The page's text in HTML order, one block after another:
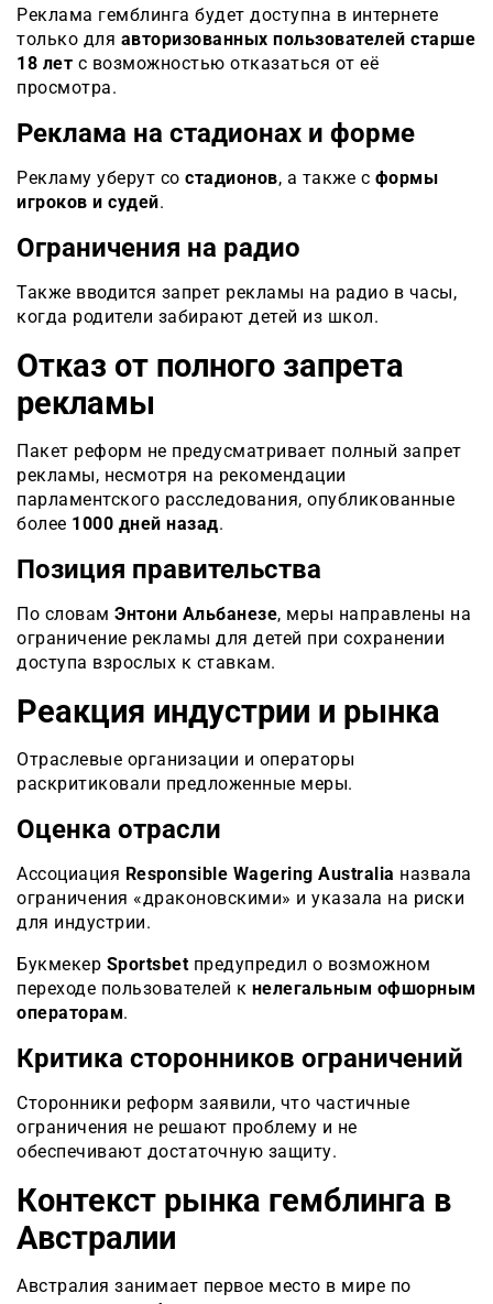
Реклама гемблинга будет доступна в интернете
только для авторизованных пользователей старше
18 лет с возможностью отказаться от её
просмотра.
Реклама на стадионах и форме
Рекламу уберут со стадионов, а также с формы
игроков и судей.
Ограничения на радио
Также вводится запрет рекламы на радио в часы,
когда родители забирают детей из школ.
Отказ от полного запрета
рекламы
Пакет реформ не предусматривает полный запрет
рекламы, несмотря на рекомендации
парламентского расследования, опубликованные
более 1000 дней назад.
Позиция правительства
По словам Энтони Альбанезе, меры направлены на
ограничение рекламы для детей при сохранении
доступа взрослых к ставкам.
Реакция индустрии и рынка
Отраслевые организации и операторы
раскритиковали предложенные меры.
Оценка отрасли
Ассоциация Responsible Wagering Australia назвала
ограничения «драконовскими» и указала на риски
для индустрии.
Букмекер Sportsbet предупредил о возможном
переходе пользователей к нелегальным офшорным
операторам.
Критика сторонников ограничений
Сторонники реформ заявили, что частичные
ограничения не решают проблему и не
обеспечивают достаточную защиту.
Контекст рынка гемблинга в
Австралии
Австралия занимает первое место в мире по